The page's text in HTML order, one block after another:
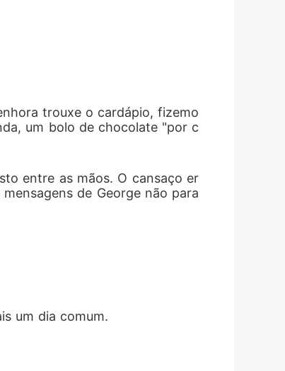
trouxe o cardápio, fizemo
um bolo de chocolate "por c
entre as mãos. O cansaço er
de George não para
um dia comum.